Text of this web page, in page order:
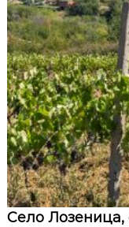
Село Лозеница,